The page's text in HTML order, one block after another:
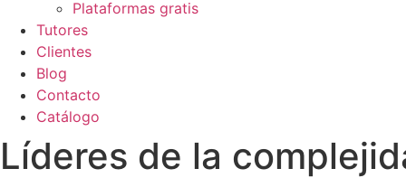
Plataformas gratis
Tutores
Clientes
Blog
Contacto
Catálogo
Líderes de la